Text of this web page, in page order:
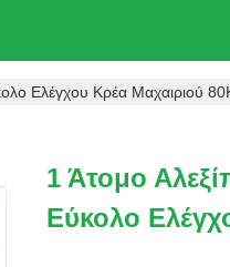
Ελέγχου Κρέα Μαχαιριού
1 Άτομο
Εύκολο